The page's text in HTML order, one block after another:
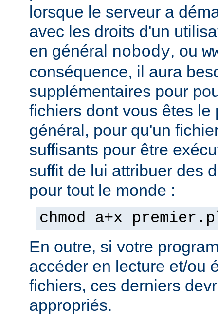
lorsque le serveur a
avec les droits d'un
en général nobody, ou
conséquence, il aura
supplémentaires pour
fichiers dont vous êtes le
général, pour qu'un
suffisants pour être
suffit de lui attribuer des
pour tout le monde :
chmod a+x
En outre, si votre
accéder en lecture et/ou
fichiers, ces derniers
appropriés.